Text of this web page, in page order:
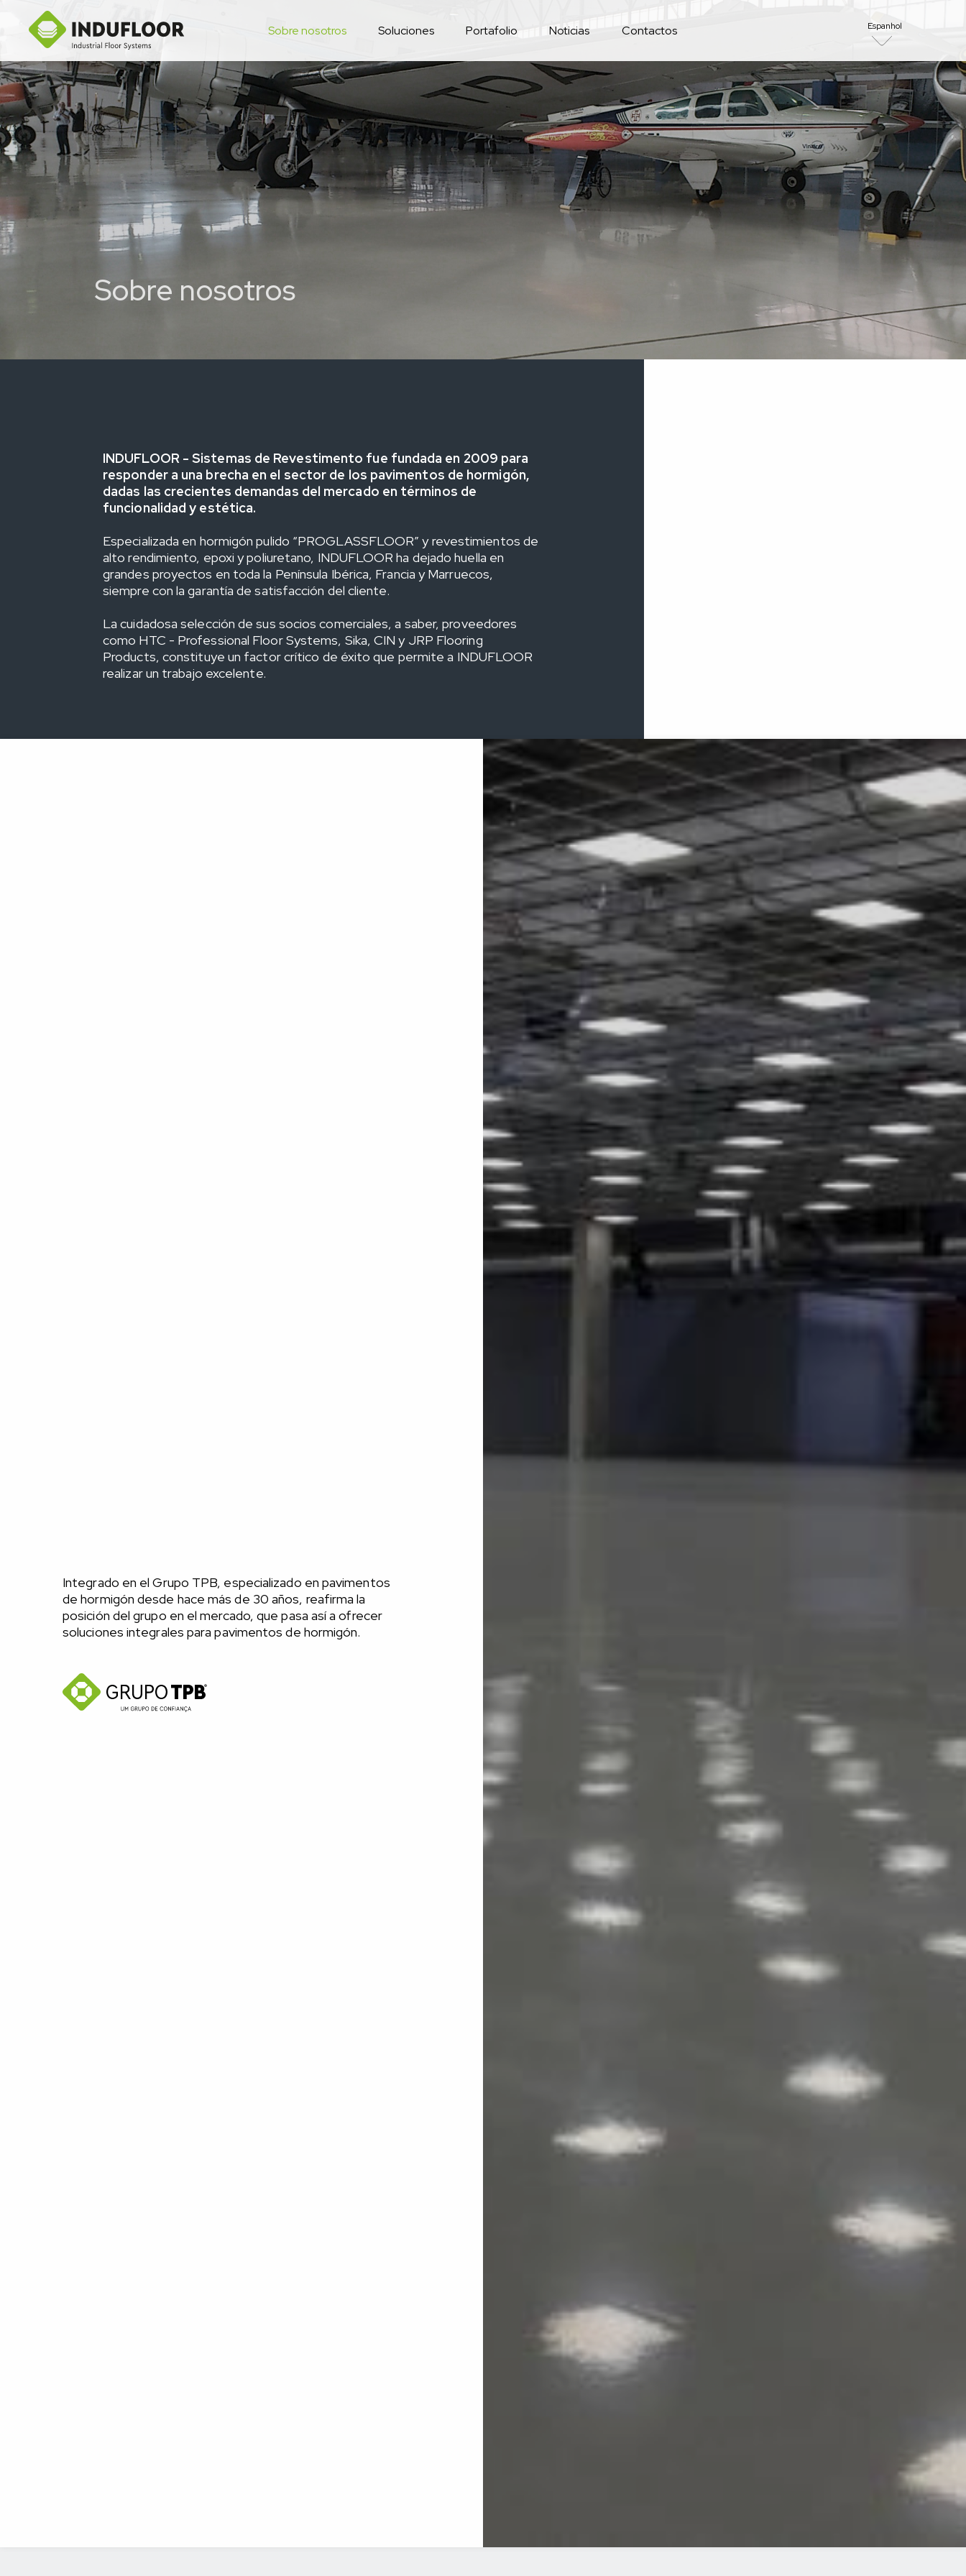
Sobre nosotros Soluciones Portafolio Noticias Contactos Espanhol
Sobre nosotros
INDUFLOOR - Sistemas de Revestimento fue fundada en 2009 para
responder a una brecha en el sector de los pavimentos de hormigón,
dadas las crecientes demandas del mercado en términos de
funcionalidad y estética.
Especializada en hormigón pulido “PROGLASSFLOOR” y revestimientos de
alto rendimiento, epoxi y poliuretano, INDUFLOOR ha dejado huella en
grandes proyectos en toda la Península Ibérica, Francia y Marruecos,
siempre con la garantía de satisfacción del cliente.
La cuidadosa selección de sus socios comerciales, a saber, proveedores
como HTC - Professional Floor Systems, Sika, CIN y JRP Flooring
Products, constituye un factor crítico de éxito que permite a INDUFLOOR
realizar un trabajo excelente.
Integrado en el Grupo TPB, especializado en pavimentos
de hormigón desde hace más de 30 años, reafirma la
posición del grupo en el mercado, que pasa así a ofrecer
soluciones integrales para pavimentos de hormigón.